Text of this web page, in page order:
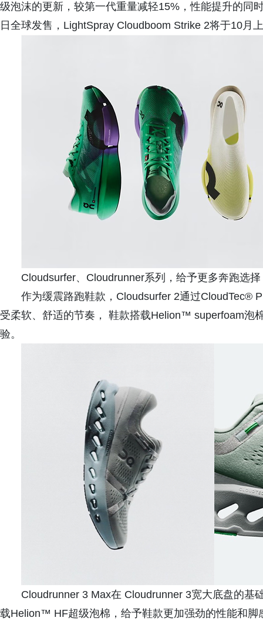
级泡沫的更新，较第一代重量减轻15%，性能提升的同
日全球发售，LightSpray Cloudboom Strike 2将于10月
Cloudsurfer、Cloudrunner系列，给予更多奔跑选择
作为缓震路跑鞋款，Cloudsurfer 2通过CloudTec®
受柔软、舒适的节奏， 鞋款搭载Helion™ superfoam泡
验。
Cloudrunner 3 Max在 Cloudrunner 3宽大底盘的基
载Helion™ HF超级泡棉，给予鞋款更加强劲的性能和